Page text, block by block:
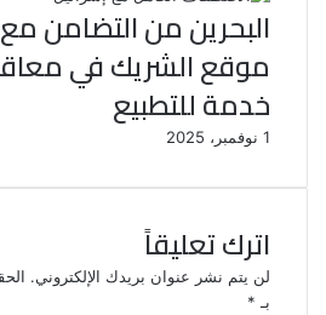
البحرين من التضامن
موقع الشريك في
خدمة للتطبيع
1 نوفمبر، 2025
اترك تعليقاً
لن يتم نشر عنوان بريدك الإلكتروني.
بـ *